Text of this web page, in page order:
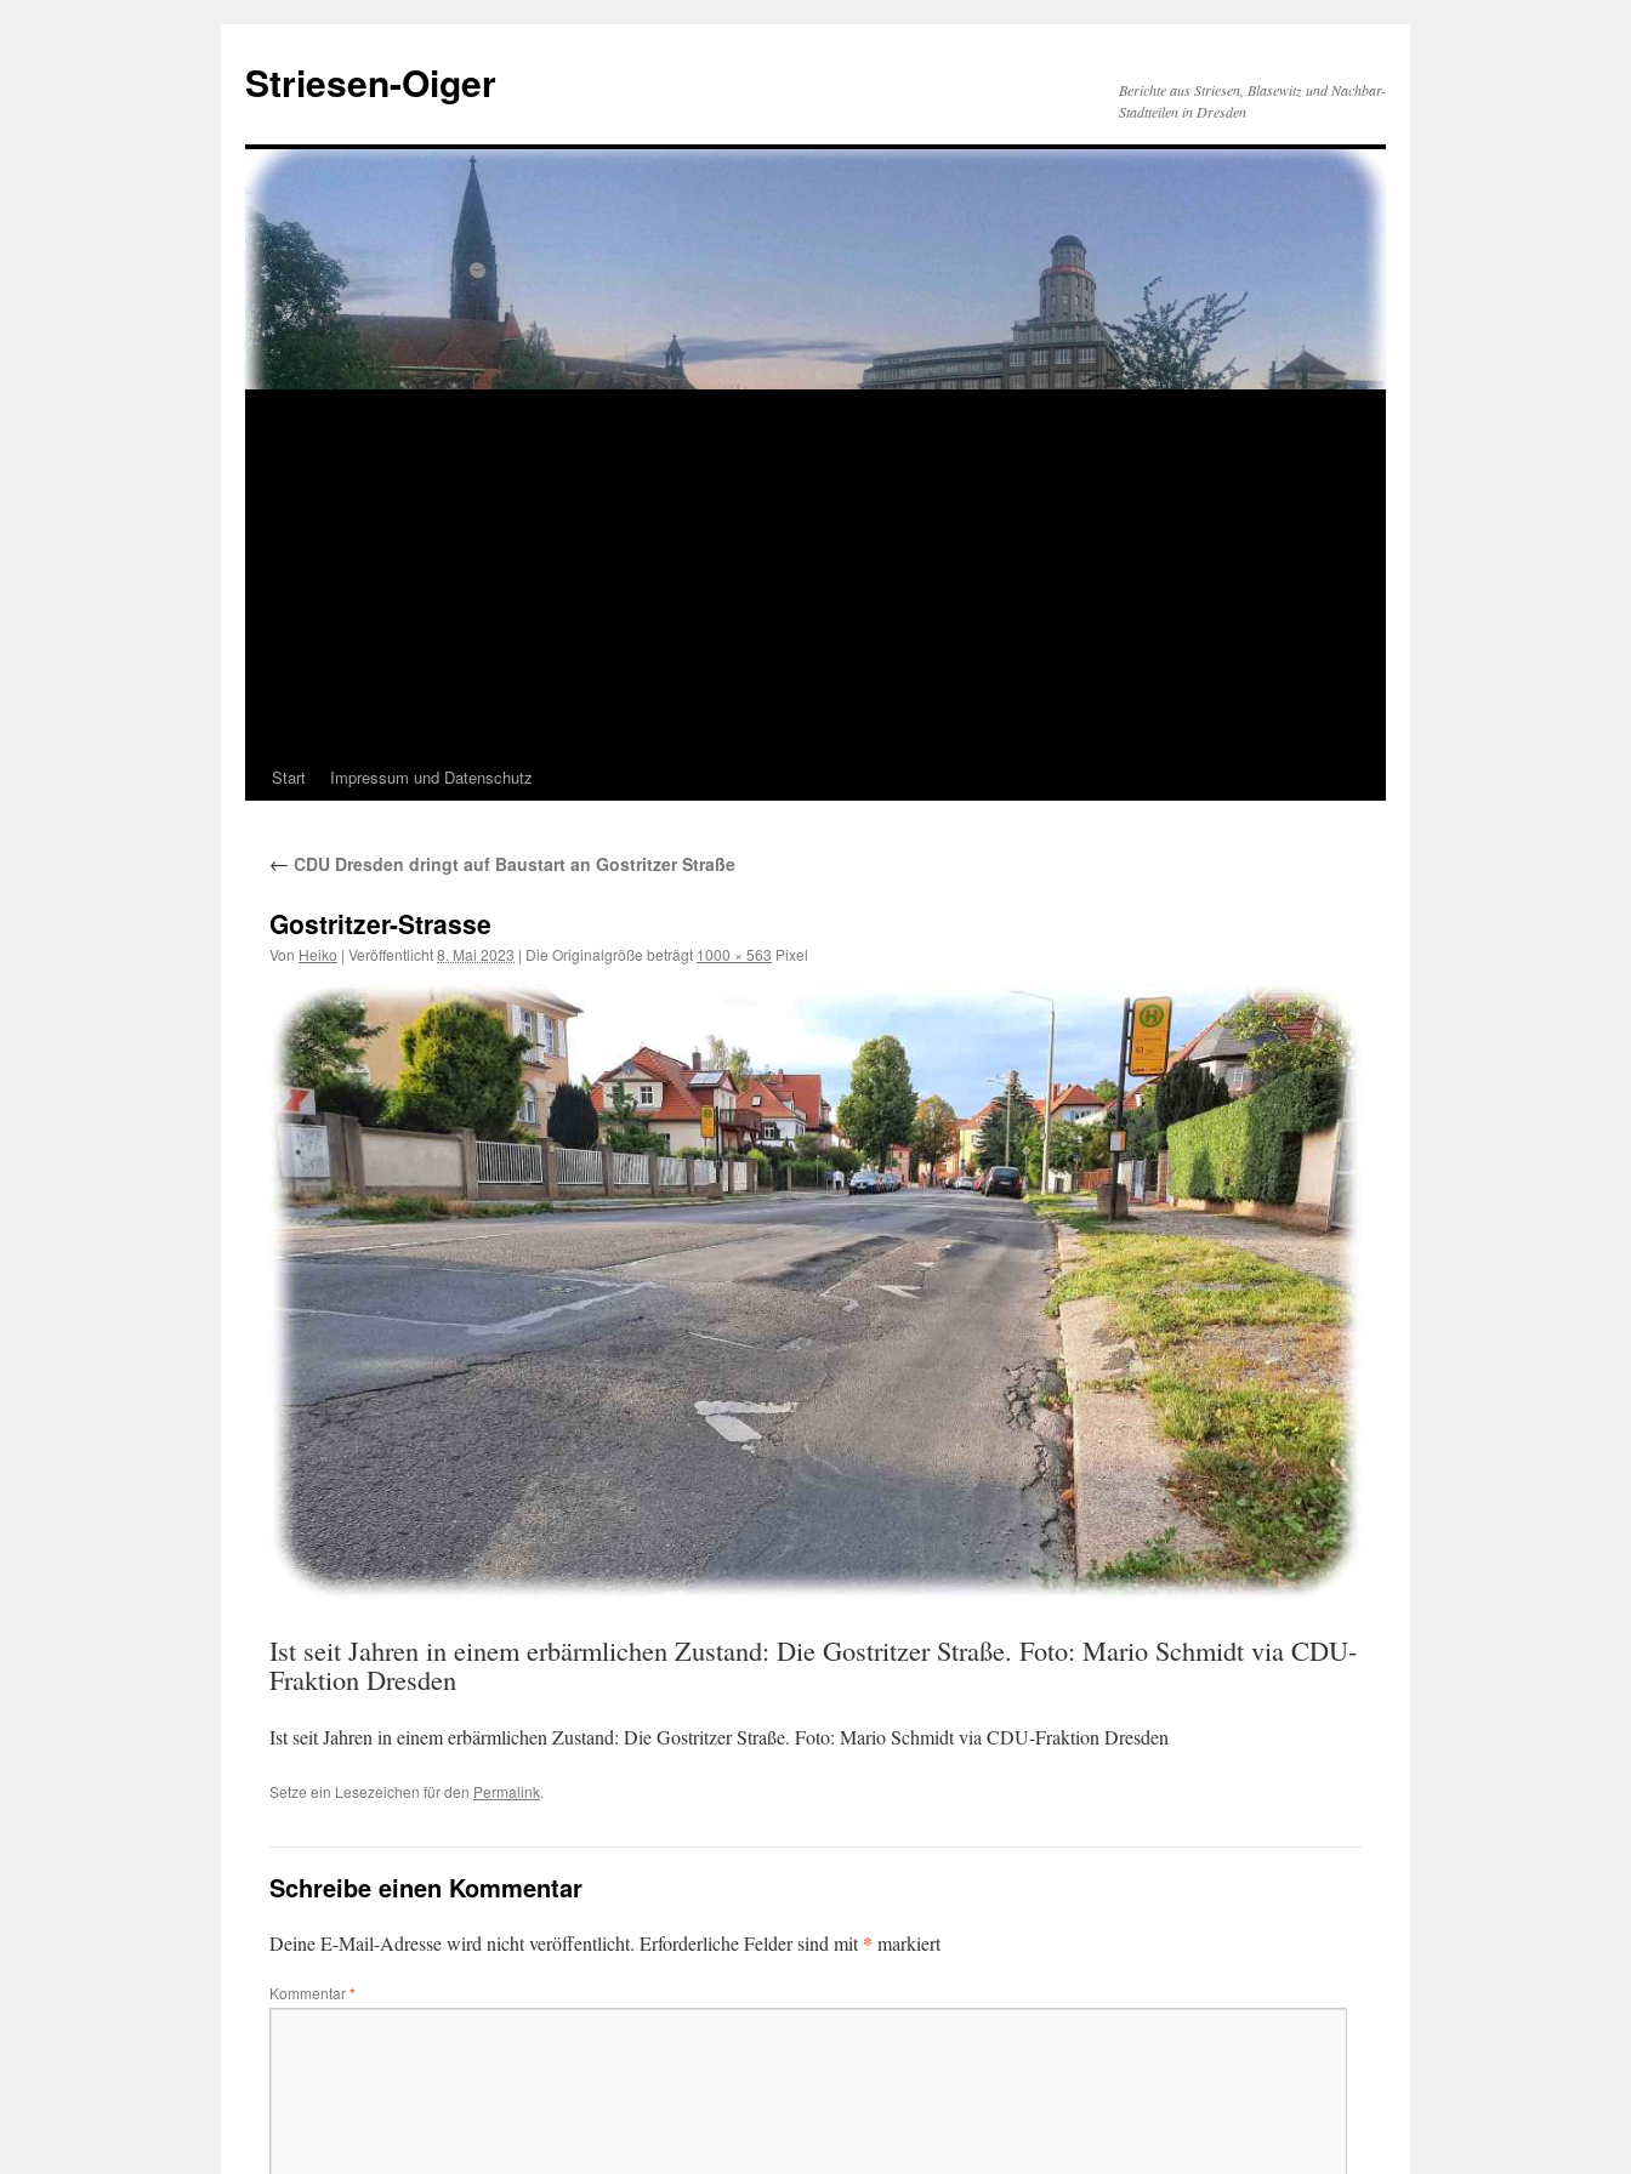
springen
Striesen-Oiger
Berichte aus Striesen, Blasewitz und Nachbar-
Stadtteilen in Dresden
Start Impressum und Datenschutz
← CDU Dresden dringt auf Baustart an Gostritzer Straße
Gostritzer-Strasse
Von Heiko | Veröffentlicht8. Mai 2023 | Die Originalgröße beträgt 1000 × 563 Pixel
Ist seit Jahren in einem erbärmlichen Zustand: Die Gostritzer Straße. Foto: Mario Schmidt via CDU-
Fraktion Dresden
Ist seit Jahren in einem erbärmlichen Zustand: Die Gostritzer Straße. Foto: Mario Schmidt via CDU-Fraktion Dresden
Setze ein Lesezeichen für den Permalink.
Schreibe einen Kommentar
Deine E-Mail-Adresse wird nicht veröffentlicht. Erforderliche Felder sind mit* markiert
Kommentar*